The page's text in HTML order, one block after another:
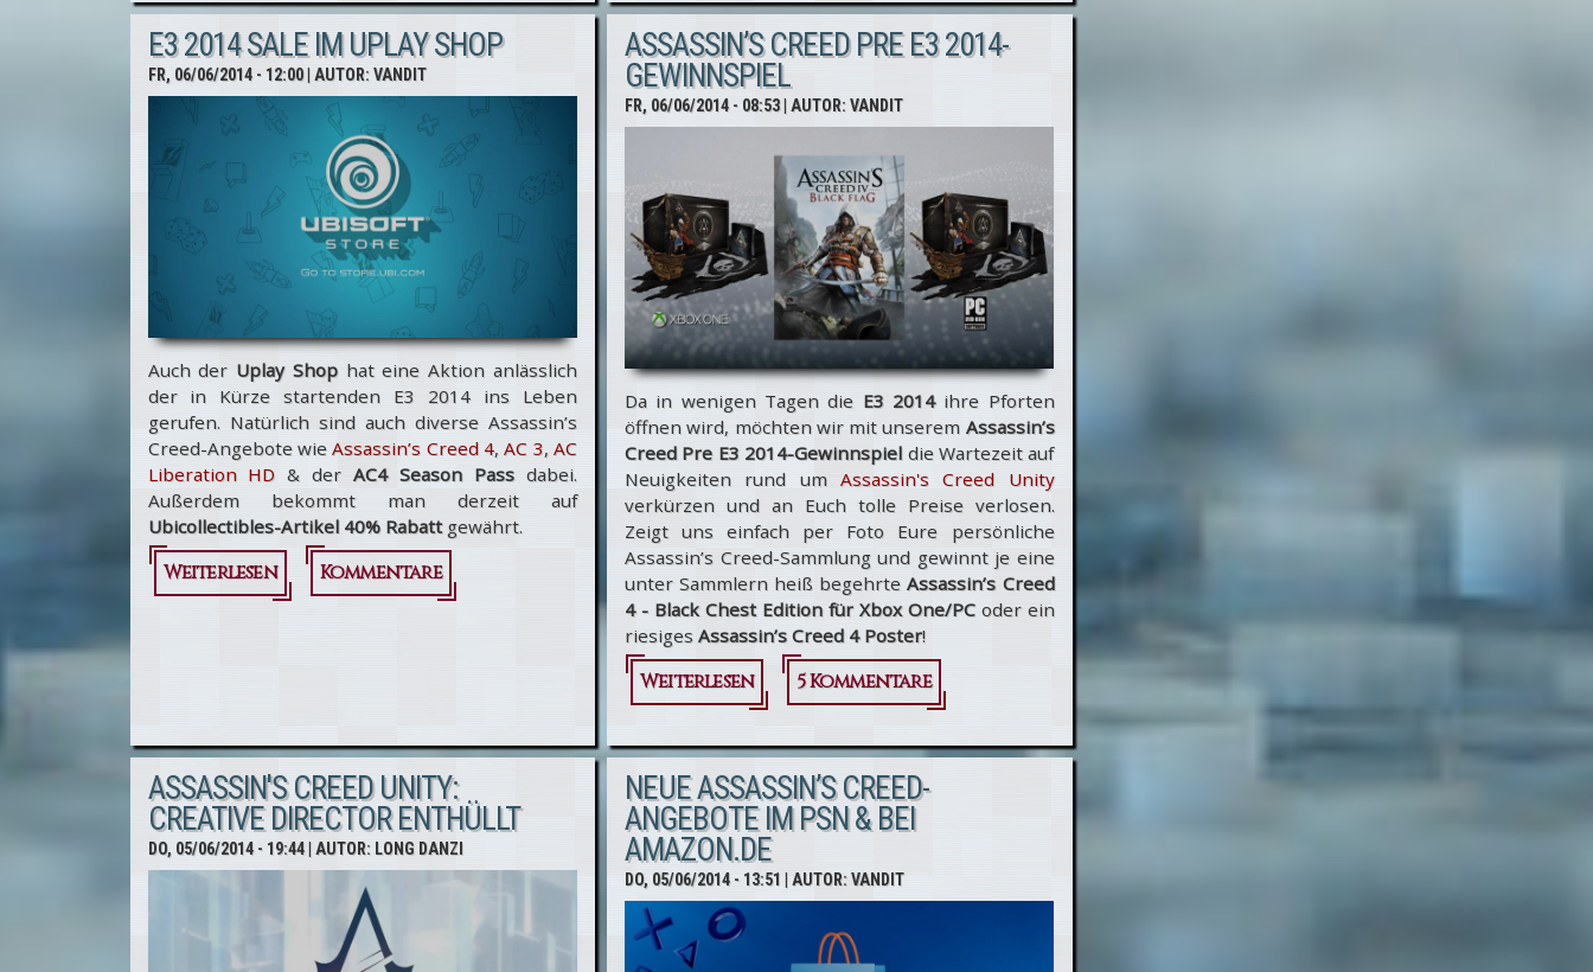
Creed Unity-
Plakat mit
Charakteren
gesichtet!
Creed Unity-
Präsentation
auf der E3
E3 2014 SALE IM UPLAY SHOP
FR, 06/06/2014 - 12:00| AUTOR:VANDIT
Auch der Uplay Shophat eine Aktion anlässlich
der in Kürze startenden E3 2014 ins Leben
gerufen. Natürlich sind auch diverse Assassin’s
Creed-Angebote wieAssassin’s Creed 4,AC 3,AC
Liberation HD & derAC4 Season Passdabei.
Außerdem bekommt man derzeit auf
Ubicollectibles-Artikel 40% Rabattgewährt.
Weiterlesen
über
Uplay
Shop
Kommentare
ASSASSIN’S CREED PRE E3 2014-
GEWINNSPIEL
FR, 06/06/2014 - 08:53| AUTOR:VANDIT
Da in wenigen Tagen die E3 2014ihre Pforten
öffnen wird, möchten wir mit unserem Assassin’s
Creed Pre E3 2014-Gewinnspieldie Wartezeit auf
Neuigkeiten rund um Assassin's Creed Unity
verkürzen und an Euch tolle Preise verlosen.
Zeigt uns einfach per Foto Eure persönliche
Assassin’s Creed-Sammlung und gewinnt je eine
unter Sammlern heiß begehrteAssassin’s Creed
4 - Black Chest Edition für Xbox One/PCoder ein
riesiges Assassin’s Creed 4 Poster!
Weiterlesen
über
Creed Pre
E3 2014-
Gewinnspiel
5 Kommentare
ASSASSIN'S CREED UNITY:
CREATIVE DIRECTOR ENTHÜLLT
DO, 05/06/2014 - 19:44| AUTOR: LONG DANZI
NEUE ASSASSIN’S CREED-
ANGEBOTE IM PSN & BEI
AMAZON.DE
DO, 05/06/2014 - 13:51 | AUTOR:VANDIT